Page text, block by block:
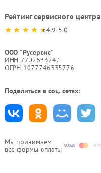
Мы принимаем
все формы оплаты
Рейтинг сервисного центра
4.9-5.0
ООО "Русервис"
ИНН 7702633247
ОГРН 1077746335776
Поделиться в соц. сетях: